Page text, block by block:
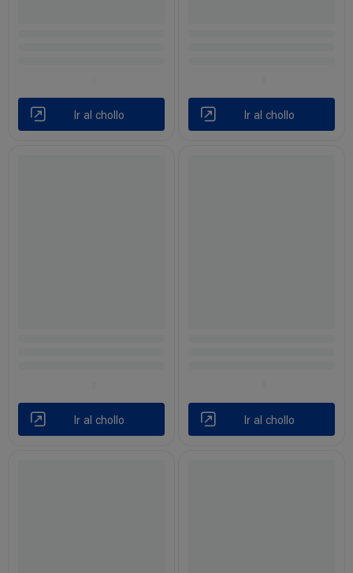
Ir al chollo Ir al chollo
Ir al chollo Ir al chollo